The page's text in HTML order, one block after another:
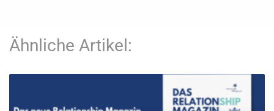
Ähnliche Artikel: